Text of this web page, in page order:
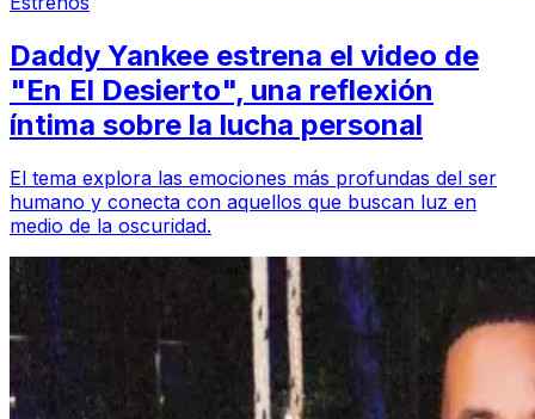
Daddy Yankee estrena el video de
"En El Desierto", una reflexión
íntima sobre la lucha personal
El tema explora las emociones más profundas del ser
humano y conecta con aquellos que buscan luz en
medio de la oscuridad.